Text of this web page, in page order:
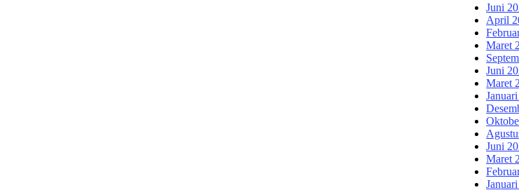
Juni
April
Maret
Juni
Maret
Juni
Maret